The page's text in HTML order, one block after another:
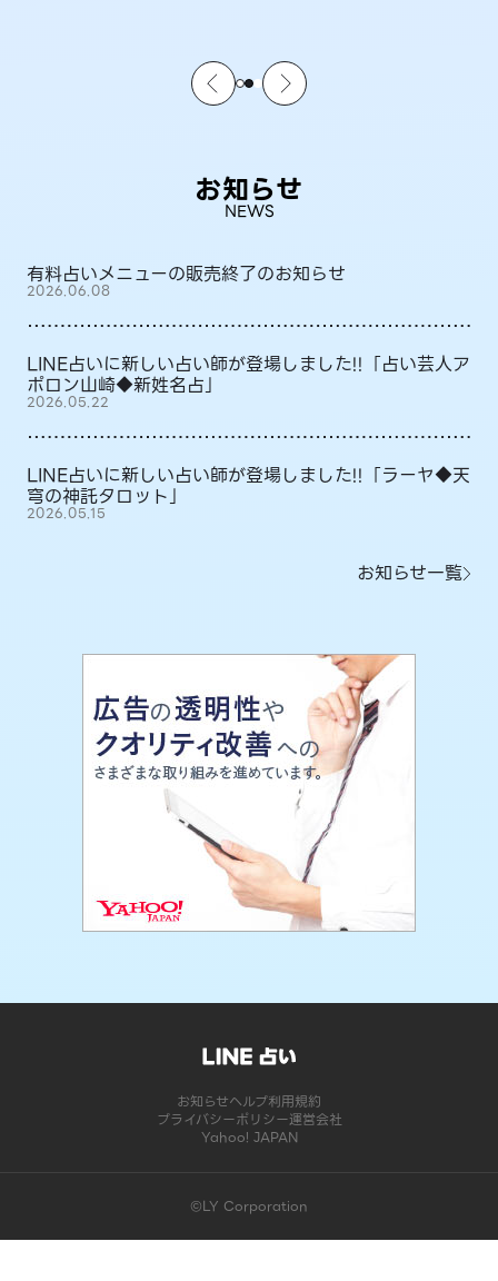
お知らせ
NEWS
有料占いメニューの販売終了のお知らせ
2026.06.08
LINE占いに新しい占い師が登場しました!!「占い芸人ア
ポロン山崎◆新姓名占」
2026.05.22
LINE占いに新しい占い師が登場しました!!「ラーヤ◆天
穹の神託タロット」
2026.05.15
お知らせ一覧
お知らせヘルプ利用規約
プライバシーポリシー運営会社
Yahoo! JAPAN
©LY Corporation
このコンテンツは掲載が終了しました | LINE占い